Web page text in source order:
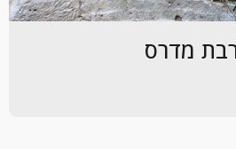
מדרס